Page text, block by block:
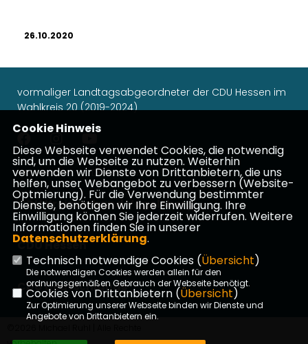
26.10.2020
vormaliger Landtagsabgeordneter der CDU Hessen im
Wahlkreis 20 (2019-2024)
Impressum Datenschutz Kontakt
CDU Kreisverband Vogelsberg
CDU Hessen
CDU Deutschlands
Cookie Hinweis
Diese Webseite verwendet Cookies, die notwendig
sind, um die Webseite zu nutzen. Weiterhin
verwenden wir Dienste von Drittanbietern, die uns
helfen, unser Webangebot zu verbessern (Website-
Optmierung). Für die Verwendung bestimmter
Dienste, benötigen wir Ihre Einwilligung. Ihre
Einwilligung können Sie jederzeit widerrufen. Weitere
Informationen finden Sie in unserer
Datenschutzerklärung.
Technisch notwendige Cookies (Übersicht)
Die notwendigen Cookies werden allein für den
ordnungsgemäßen Gebrauch der Webseite benötigt.
Cookies von Drittanbietern (Übersicht)
Zur Optimierung unserer Webseite binden wir Dienste und
Angebote von Drittanbietern ein.